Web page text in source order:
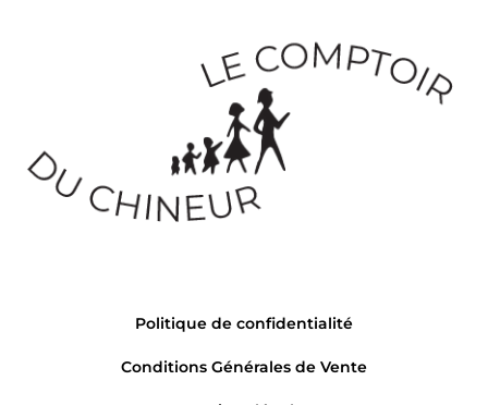
Politique de confidentialité
Conditions Générales de Vente